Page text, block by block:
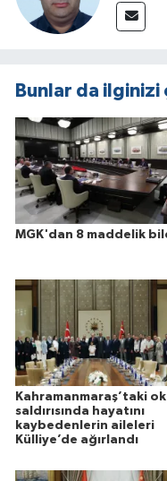
Bunlar da ilginizi
MGK'dan 8 maddelik
Kahramanmaraş’taki
saldırısında hayatını
kaybedenlerin aileleri
Külliye’de ağırlandı